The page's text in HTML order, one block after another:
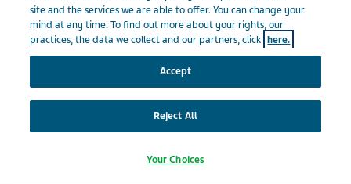
responsable
site and the services we are able to offer. You can change your
mind at any time. To find out more about your rights, our
practices, the data we collect and our partners, click here.
Accept
Reject All
Your Choices